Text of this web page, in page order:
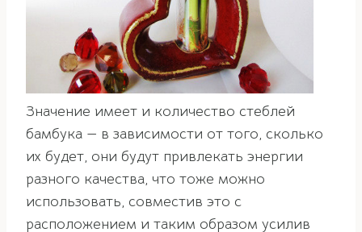
Значение имеет и количество стеблей
бамбука — в зависимости от того, сколько
их будет, они будут привлекать энергии
разного качества, что тоже можно
использовать, совместив это с
расположением и таким образом усилив